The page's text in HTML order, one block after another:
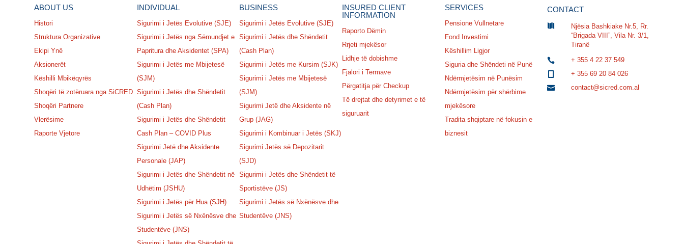
ABOUT US
Histori
Struktura Organizative
Ekipi Ynë
Aksionerët
Këshilli Mbikëqyrës
Shoqëri të zotëruara nga SiCRED
Shoqëri Partnere
Vlerësime
Raporte Vjetore
INDIVIDUAL
Sigurimi i Jetës Evolutive (SJE)
Sigurimi i Jetës nga Sëmundjet e
Papritura dhe Aksidentet (SPA)
Sigurimi i Jetës me Mbijetesë
(SJM)
Sigurimi i Jetës dhe Shëndetit
(Cash Plan)
Sigurimi i Jetës dhe Shëndetit
Cash Plan – COVID Plus
Sigurimi Jetë dhe Aksidente
Personale (JAP)
Sigurimi i Jetës dhe Shëndetit në
Udhëtim (JSHU)
Sigurimi i Jetës për Hua (SJH)
Sigurimi i Jetës së Nxënësve dhe
Studentëve (JNS)
BUSINESS
Sigurimi i Jetës Evolutive (SJE)
Sigurimi i Jetës dhe Shëndetit
(Cash Plan)
Sigurimi i Jetës me Kursim (SJK)
Sigurimi i Jetës me Mbijetesë
(SJM)
Sigurimi Jetë dhe Aksidente në
Grup (JAG)
Sigurimi i Kombinuar i Jetës (SKJ)
Sigurimi Jetës së Depozitarit
(SJD)
Sigurimi i Jetës dhe Shëndetit të
Sportistëve (JS)
Sigurimi i Jetës së Nxënësve dhe
Studentëve (JNS)
INSURED CLIENT
INFORMATION
Raporto Dëmin
Rrjeti mjekësor
Lidhje të dobishme
Fjalori i Termave
Përgatitja për Checkup
Të drejtat dhe detyrimet e të
siguruarit
SERVICES
Pensione Vullnetare
Fond Investimi
Këshillim Ligjor
Siguria dhe Shëndeti në Punë
Ndërmjetësim në Punësim
Ndërmjetësim për shërbime
mjekësore
Tradita shqiptare në fokusin e
biznesit
CONTACT

Njësia Bashkiake Nr.5, Rr.
“Brigada VIII”, Vila Nr. 3/1,
Tiranë

+ 355 4 22 37 549

+ 355 69 20 84 026

contact@sicred.com.al